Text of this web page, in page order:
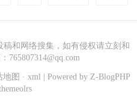
和网络搜集，如有侵权请立刻和
765807314@qq.com
地图 · xml | Powered by Z-BlogPHP